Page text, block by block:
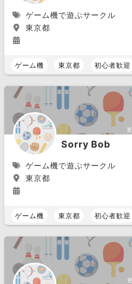
ゲーム機で遊ぶサークル
東京都
ゲーム機 東京都 初心者歓迎
Sorry Bob
ゲーム機で遊ぶサークル
東京都
ゲーム機 東京都 初心者歓迎